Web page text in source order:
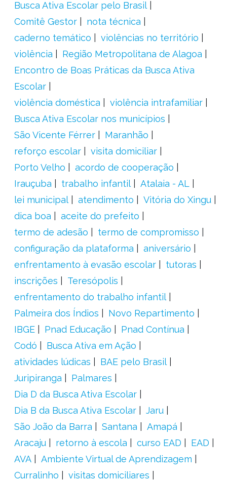
Busca Ativa Escolar pelo Brasil
Comitê Gestor
nota técnica
caderno temático
violências no território
violência
Região Metropolitana de Alagoa
Encontro de Boas Práticas da Busca Ativa
Escolar
violência doméstica
violência intrafamiliar
Busca Ativa Escolar nos municípios
São Vicente Férrer
Maranhão
reforço escolar
visita domiciliar
Porto Velho
acordo de cooperação
Irauçuba
trabalho infantil
Atalaia - AL
lei municipal
atendimento
Vitória do Xingu
dica boa
aceite do prefeito
termo de adesão
termo de compromisso
configuração da plataforma
aniversário
enfrentamento à evasão escolar
tutoras
inscrições
Teresópolis
enfrentamento do trabalho infantil
Palmeira dos Índios
Novo Repartimento
IBGE
Pnad Educação
Pnad Contínua
Codó
Busca Ativa em Ação
atividades lúdicas
BAE pelo Brasil
Juripiranga
Palmares
Dia D da Busca Ativa Escolar
Dia B da Busca Ativa Escolar
Jaru
São João da Barra
Santana
Amapá
Aracaju
retorno à escola curso EAD
EAD
AVA
Ambiente Virtual de Aprendizagem
Curralinho
visitas domiciliares